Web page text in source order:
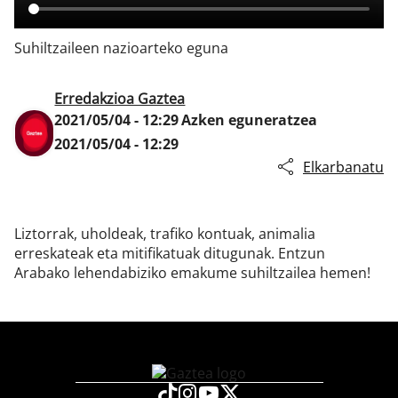
Suhiltzaileen nazioarteko eguna
Erredakzioa Gaztea
2021/05/04 - 12:29Azken eguneratzea
2021/05/04 - 12:29
Elkarbanatu
Liztorrak, uholdeak, trafiko kontuak, animalia
erreskateak eta mitifikatuak ditugunak. Entzun
Arabako lehendabiziko emakume suhiltzailea hemen!